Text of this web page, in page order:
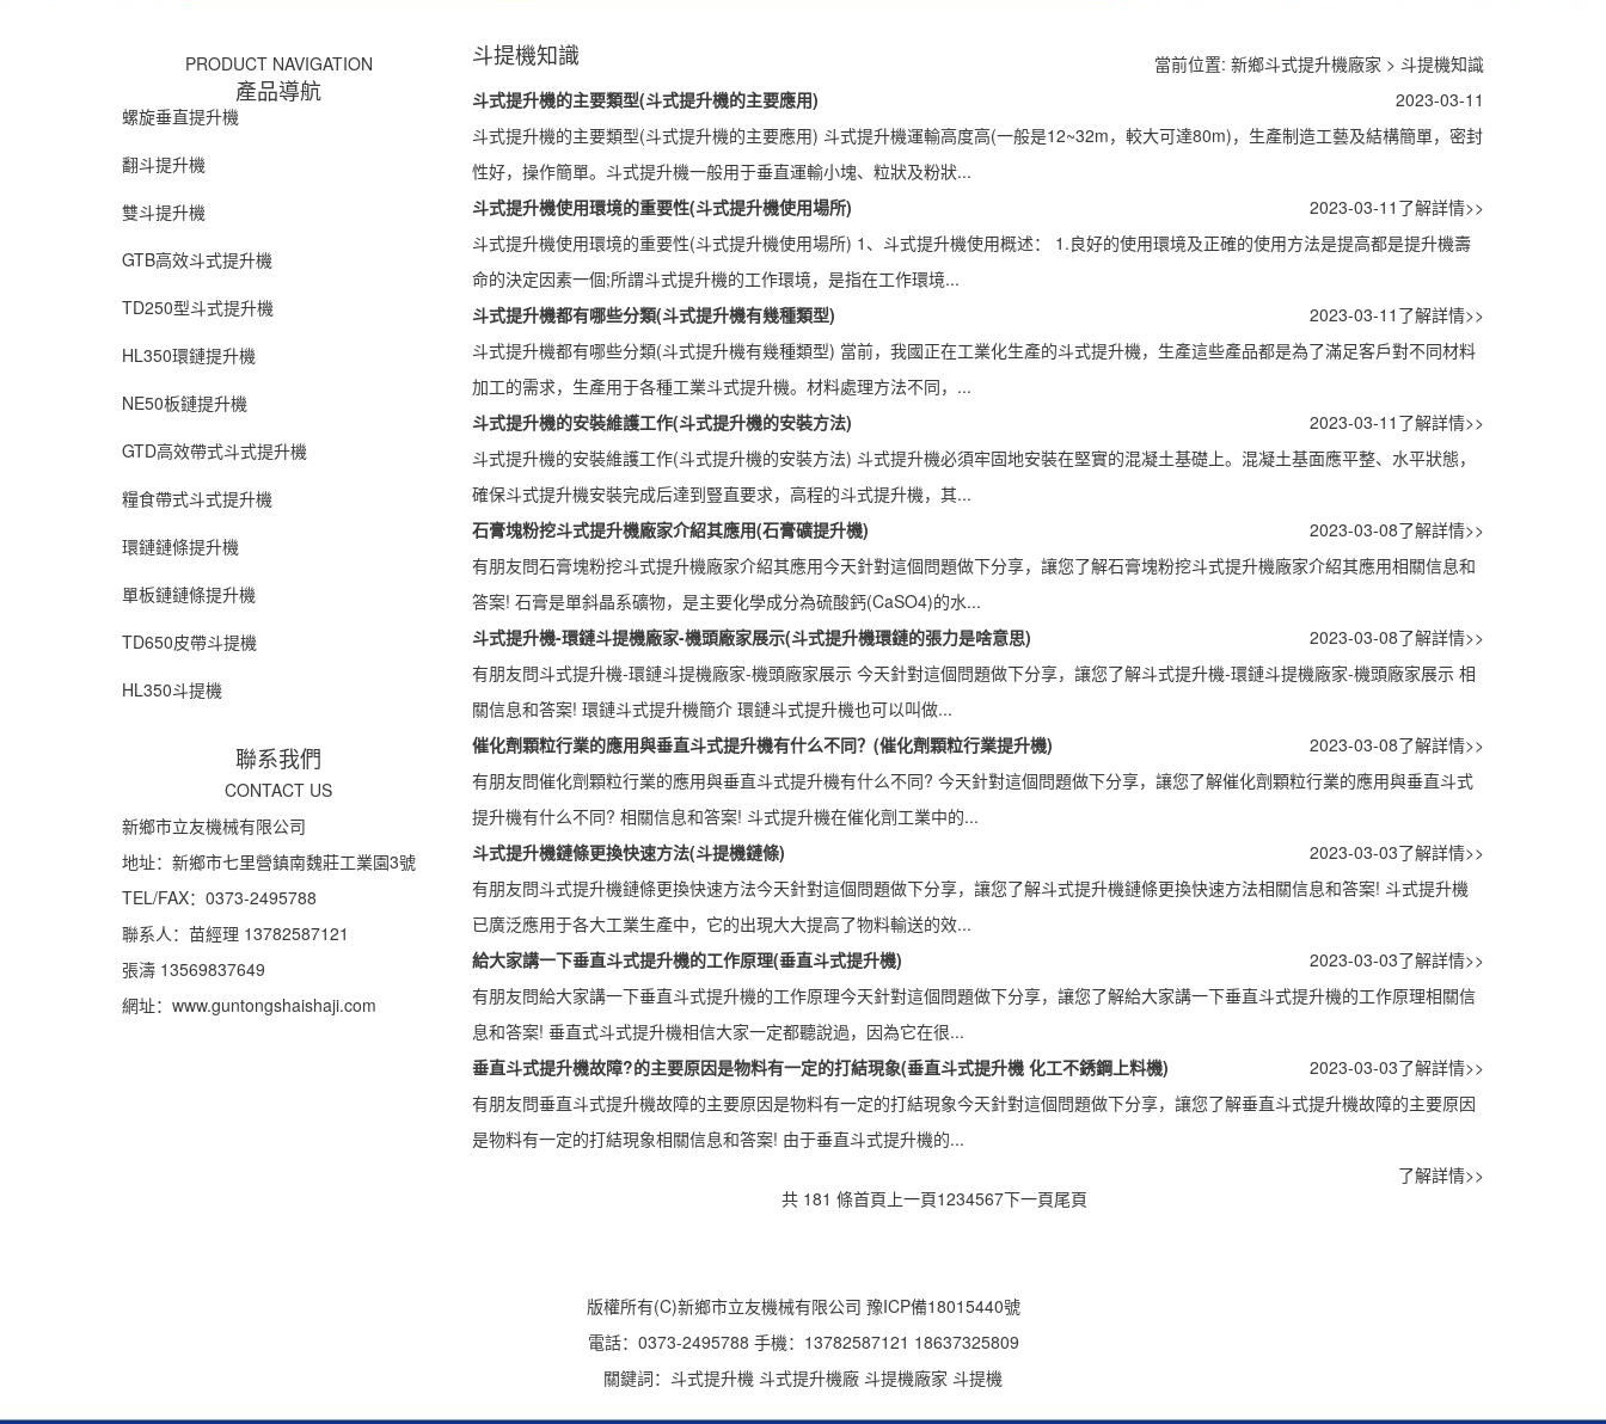
PRODUCT NAVIGATION
產品導航
螺旋垂直提升機
翻斗提升機
雙斗提升機
GTB高效斗式提升機
TD250型斗式提升機
HL350環鏈提升機
NE50板鏈提升機
GTD高效帶式斗式提升機
糧食帶式斗式提升機
環鏈鏈條提升機
單板鏈鏈條提升機
TD650皮帶斗提機
HL350斗提機
聯系我們
CONTACT US
新鄉市立友機械有限公司
地址：新鄉市七里營鎮南魏莊工業園3號
TEL/FAX：0373-2495788
聯系人：苗經理 13782587121
張濤 13569837649
網址：www.guntongshaishaji.com
斗提機知識 當前位置: 新鄉斗式提升機廠家 > 斗提機知識
斗式提升機的主要類型(斗式提升機的主要應用)
2023-03-11
斗式提升機的主要類型(斗式提升機的主要應用) 斗式提升機運輸高度高(一般是12~32m，較大可達80m)，生產制造工藝及結構簡單，密封
性好，操作簡單。斗式提升機一般用于垂直運輸小塊、粒狀及粉狀...
了解詳情>>
斗式提升機使用環境的重要性(斗式提升機使用場所)
2023-03-11
斗式提升機使用環境的重要性(斗式提升機使用場所) 1、斗式提升機使用概述： 1.良好的使用環境及正確的使用方法是提高都是提升機壽
命的決定因素一個;所謂斗式提升機的工作環境，是指在工作環境...
了解詳情>>
斗式提升機都有哪些分類(斗式提升機有幾種類型)
2023-03-11
斗式提升機都有哪些分類(斗式提升機有幾種類型) 當前，我國正在工業化生產的斗式提升機，生產這些產品都是為了滿足客戶對不同材料
加工的需求，生產用于各種工業斗式提升機。材料處理方法不同，...
了解詳情>>
斗式提升機的安裝維護工作(斗式提升機的安裝方法)
2023-03-11
斗式提升機的安裝維護工作(斗式提升機的安裝方法) 斗式提升機必須牢固地安裝在堅實的混凝土基礎上。混凝土基面應平整、水平狀態，
確保斗式提升機安裝完成后達到豎直要求，高程的斗式提升機，其...
了解詳情>>
石膏塊粉挖斗式提升機廠家介紹其應用(石膏礦提升機)
2023-03-08
有朋友問石膏塊粉挖斗式提升機廠家介紹其應用今天針對這個問題做下分享，讓您了解石膏塊粉挖斗式提升機廠家介紹其應用相關信息和
答案! 石膏是單斜晶系礦物，是主要化學成分為硫酸鈣(CaSO4)的水...
了解詳情>>
斗式提升機-環鏈斗提機廠家-機頭廠家展示(斗式提升機環鏈的張力是啥意思)
2023-03-08
有朋友問斗式提升機-環鏈斗提機廠家-機頭廠家展示 今天針對這個問題做下分享，讓您了解斗式提升機-環鏈斗提機廠家-機頭廠家展示 相
關信息和答案! 環鏈斗式提升機簡介 環鏈斗式提升機也可以叫做...
了解詳情>>
催化劑顆粒行業的應用與垂直斗式提升機有什么不同？(催化劑顆粒行業提升機)
2023-03-08
有朋友問催化劑顆粒行業的應用與垂直斗式提升機有什么不同? 今天針對這個問題做下分享，讓您了解催化劑顆粒行業的應用與垂直斗式
提升機有什么不同? 相關信息和答案! 斗式提升機在催化劑工業中的...
了解詳情>>
斗式提升機鏈條更換快速方法(斗提機鏈條)
2023-03-03
有朋友問斗式提升機鏈條更換快速方法今天針對這個問題做下分享，讓您了解斗式提升機鏈條更換快速方法相關信息和答案! 斗式提升機
已廣泛應用于各大工業生產中，它的出現大大提高了物料輸送的效...
了解詳情>>
給大家講一下垂直斗式提升機的工作原理(垂直斗式提升機)
2023-03-03
有朋友問給大家講一下垂直斗式提升機的工作原理今天針對這個問題做下分享，讓您了解給大家講一下垂直斗式提升機的工作原理相關信
息和答案! 垂直式斗式提升機相信大家一定都聽說過，因為它在很...
了解詳情>>
垂直斗式提升機故障?的主要原因是物料有一定的打結現象(垂直斗式提升機 化工不銹鋼上料機)
2023-03-03
有朋友問垂直斗式提升機故障的主要原因是物料有一定的打結現象今天針對這個問題做下分享，讓您了解垂直斗式提升機故障的主要原因
是物料有一定的打結現象相關信息和答案! 由于垂直斗式提升機的...
了解詳情>>
共 181 條首頁 上一頁1234567下一頁尾頁
版權所有(C)新鄉市立友機械有限公司 豫ICP備18015440號
電話：0373-2495788 手機：13782587121 18637325809
關鍵詞： 斗式提升機 斗式提升機廠 斗提機廠家 斗提機